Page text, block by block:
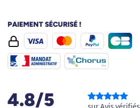
PAIEMENT SÉCURISÉ !
4.8/5 sur Avis vérifiés